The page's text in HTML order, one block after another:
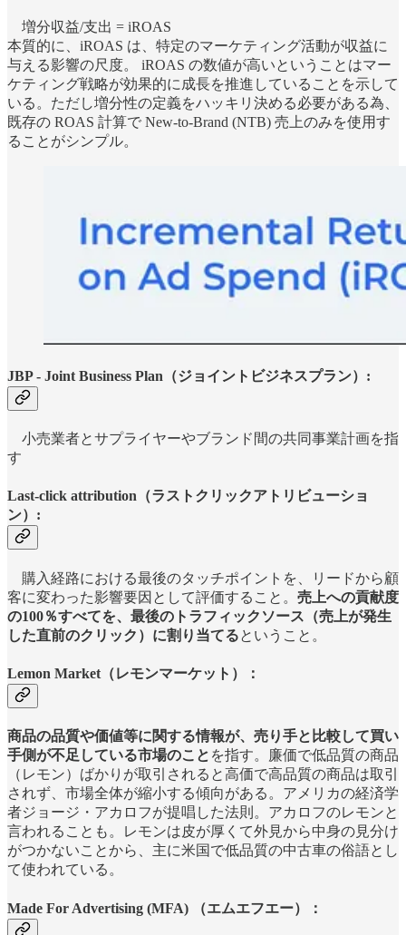
増分収益/支出 = iROAS
本質的に、iROAS は、特定のマーケティング活動が収益に
与える影響の尺度。 iROAS の数値が高いということはマー
ケティング戦略が効果的に成長を推進していることを示して
いる。ただし増分性の定義をハッキリ決める必要がある為、
既存の ROAS 計算で New-to-Brand (NTB) 売上のみを使用す
ることがシンプル。
JBP - Joint Business Plan（ジョイントビジネスプラン）:
小売業者とサプライヤーやブランド間の共同事業計画を指
す
Last-click attribution（ラストクリックアトリビューショ
ン）:
購入経路における最後のタッチポイントを、リードから顧
客に変わった影響要因として評価すること。 売上への貢献度
の100％すべてを、最後のトラフィックソース（売上が発生
した直前のクリック）に割り当てるということ。
Lemon Market（レモンマーケット）：
商品の品質や価値等に関する情報が、売り手と比較して買い
手側が不足している市場のこと を指す。廉価で低品質の商品
（レモン）ばかりが取引されると高価で高品質の商品は取引
されず、市場全体が縮小する傾向がある。アメリカの経済学
者ジョージ・アカロフが提唱した法則。アカロフのレモンと
言われることも。レモンは皮が厚くて外見から中身の見分け
がつかないことから、主に米国で低品質の中古車の俗語とし
て使われている。
Made For Advertising (MFA) （エムエフエー）：